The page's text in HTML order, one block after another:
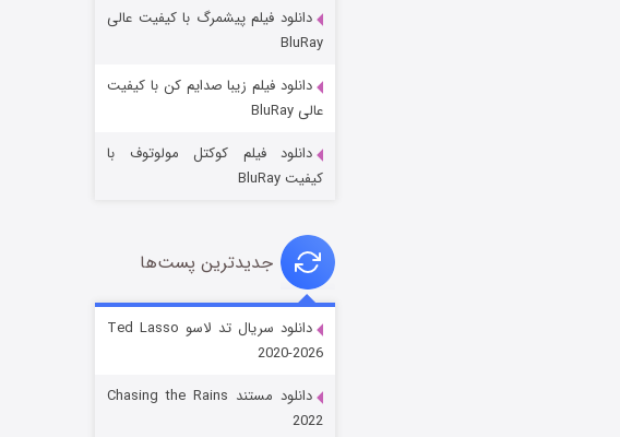
جادوگری در مغولستان
قسمت
دانلود فیلم پیشمرگ با کیفیت عالی
BluRay
دانلود فیلم زیبا صدایم کن با کیفیت
عالی BluRay
دانلود فیلم کوکتل مولوتوف با
کیفیت BluRay
جدیدترین پست‌ها
دانلود سریال تد لاسو Ted Lasso
2020-2026
دانلود مستند Chasing the Rains
2022